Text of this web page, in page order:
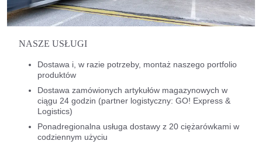
NASZE USŁUGI
Dostawa i, w razie potrzeby, montaż naszego portfolio
produktów
Dostawa zamówionych artykułów magazynowych w
ciągu 24 godzin (partner logistyczny: GO! Express &
Logistics)
Ponadregionalna usługa dostawy z 20 ciężarówkami w
codziennym użyciu